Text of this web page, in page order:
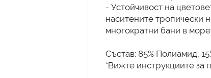
- Устойчивост на
наситените тропически
многократни бани в
Състав: 85% Полиамид,
*Вижте инструкциите за